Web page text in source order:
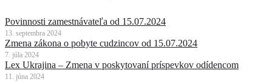
Povinnosti zamestnávateľa od 15.07.2024
13. septembra 2024
Zmena zákona o pobyte cudzincov od 15.07.2024
7. júla 2024
Lex Ukrajina – Zmena v poskytovaní príspevkov odídencom
11. júna 2024